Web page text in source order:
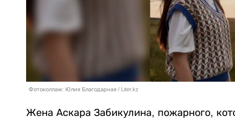
Фотоколлаж: Юлия Благодарная / Liter.kz
Жена Аскара Забикулина, пожарного,